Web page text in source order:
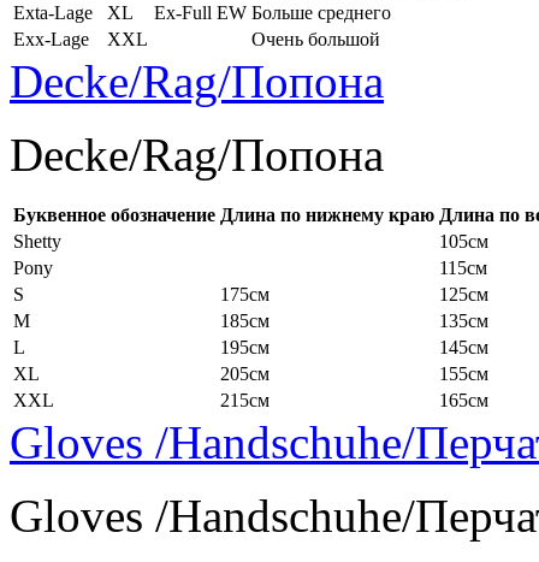
Exta-Lage
XL Ex-Full EW Больше среднего
Exx-Lage
XXL Очень большой
Decke/Rag/Попона
Decke/Rag/Попона
Буквенное обозначение Длина по нижнему краю Длина по
Shetty
105см
Pony
115см
S
175см
125см
M
185см
135см
L
195см
145см
XL
205см
155см
XXL
215см 165см
Gloves /Handschuhe/
Gloves /Handschuhe/